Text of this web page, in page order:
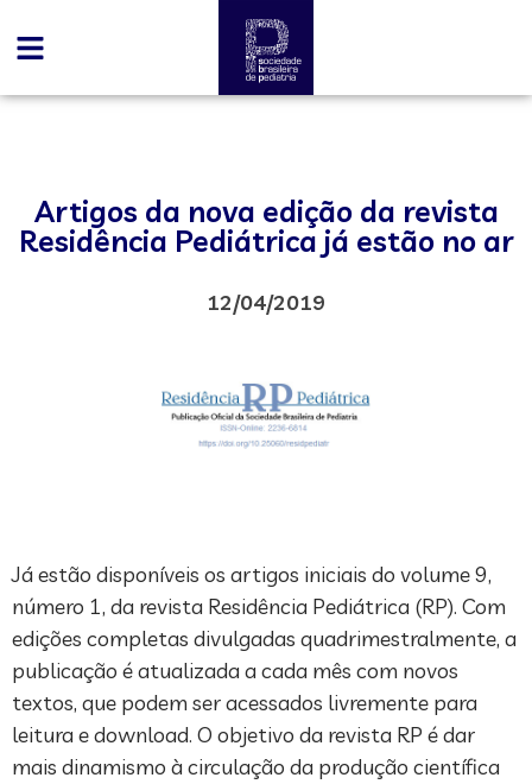
Artigos da nova edição da revista
Residência Pediátrica já estão no ar
12/04/2019
Já estão disponíveis os artigos iniciais do volume 9,
número 1, da revista Residência Pediátrica (RP). Com
edições completas divulgadas quadrimestralmente, a
publicação é atualizada a cada mês com novos
textos, que podem ser acessados livremente para
leitura e download. O objetivo da revista RP é dar
mais dinamismo à circulação da produção científica